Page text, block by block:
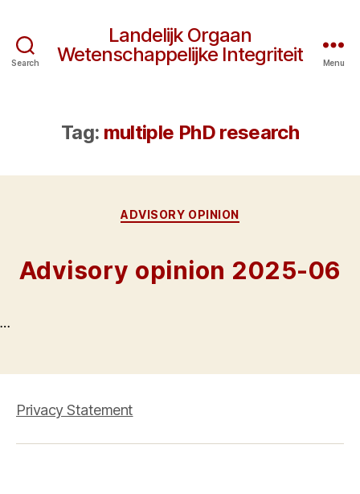
Search
Landelijk Orgaan
Wetenschappelijke Integriteit
Menu
Tag: multiple PhD research
Categories
ADVISORY OPINION
Advisory opinion 2025-06
…
Privacy Statement